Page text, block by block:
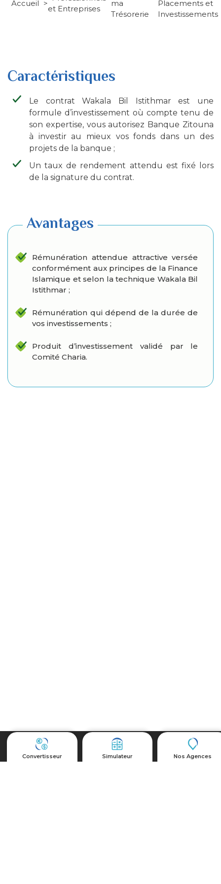
Convertisseur Simulateur Nos Agences
d'Ariane
Accueil
et Entreprises
ma
Trésorerie
Placements et
Investissements
Caractéristiques
Le contrat Wakala Bil Istithmar est une
formule d’investissement où compte tenu de
son expertise, vous autorisez Banque Zitouna
à investir au mieux vos fonds dans un des
projets de la banque ;
Un taux de rendement attendu est fixé lors
de la signature du contrat.
Avantages
Rémunération attendue attractive versée
conformément aux principes de la Finance
Islamique et selon la technique Wakala Bil
Istithmar ;
Rémunération qui dépend de la durée de
vos investissements ;
Produit d’investissement validé par le
Comité Charia.
Autres